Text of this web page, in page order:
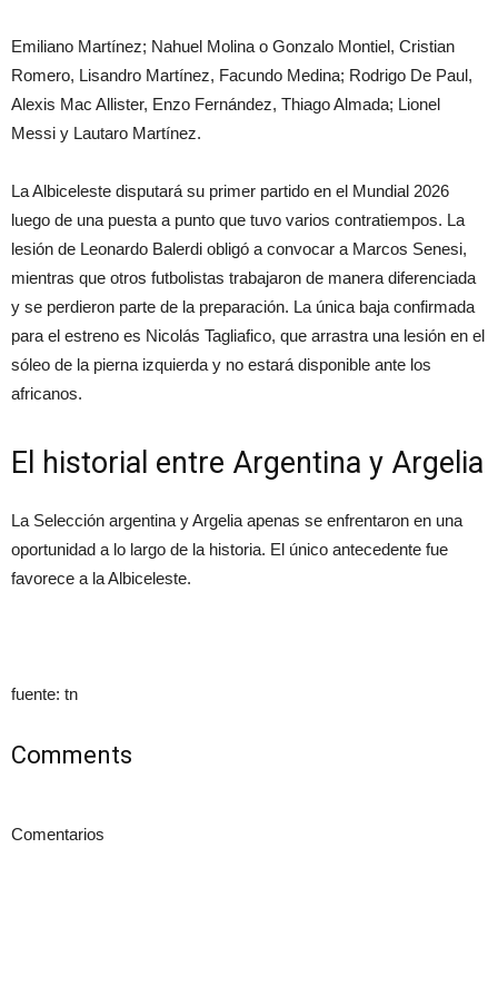
Emiliano Martínez; Nahuel Molina o Gonzalo Montiel, Cristian
Romero, Lisandro Martínez, Facundo Medina; Rodrigo De Paul,
Alexis Mac Allister, Enzo Fernández, Thiago Almada; Lionel
Messi y Lautaro Martínez.
La Albiceleste disputará su primer partido en el Mundial 2026
luego de una puesta a punto que tuvo varios contratiempos. La
lesión de Leonardo Balerdi obligó a convocar a Marcos Senesi,
mientras que otros futbolistas trabajaron de manera diferenciada
y se perdieron parte de la preparación. La única baja confirmada
para el estreno es Nicolás Tagliafico, que arrastra una lesión en el
sóleo de la pierna izquierda y no estará disponible ante los
africanos.
El historial entre Argentina y Argelia
La Selección argentina y Argelia apenas se enfrentaron en una
oportunidad a lo largo de la historia. El único antecedente fue
favorece a la Albiceleste.
fuente: tn
Comments
Comentarios